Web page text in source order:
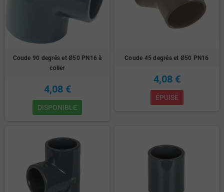
Coude 90 degrés et Ø50 PN16 à
coller
4,08 €
DISPONIBLE
Coude 45 degrés et Ø50 PN16
4,08 €
ÉPUISÉ